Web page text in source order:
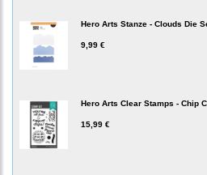
Hero Arts Stanze - Clouds Die
9,99 €
Hero Arts Clear Stamps - Chip
15,99 €